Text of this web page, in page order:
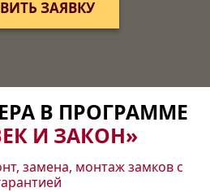
ЗАЯВКУ
В ПРОГРАММЕ
И ЗАКОН»
замена, монтаж замков с